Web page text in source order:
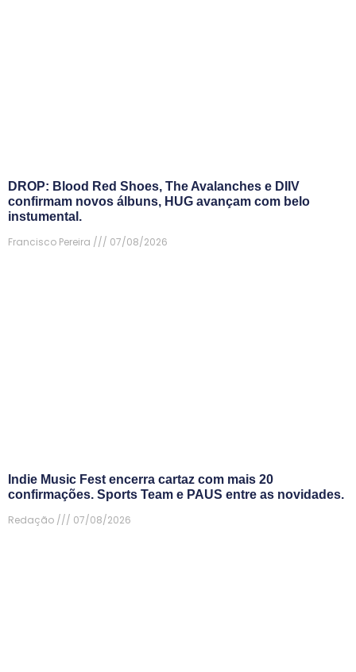
DROP: Blood Red Shoes, The Avalanches e DIIV
confirmam novos álbuns, HUG avançam com belo
instumental.
Francisco Pereira
07/08/2026
Indie Music Fest encerra cartaz com mais 20
confirmações. Sports Team e PAUS entre as novidades.
Redação
07/08/2026